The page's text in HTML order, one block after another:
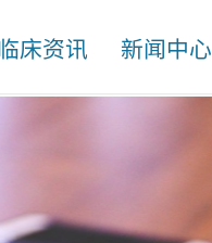
床资讯 新闻中心